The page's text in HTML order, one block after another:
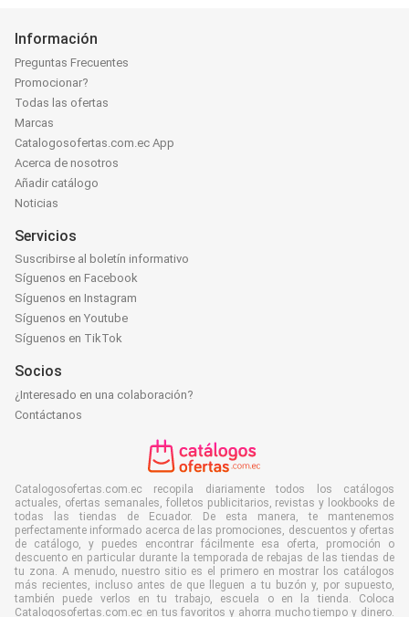
Información
Preguntas Frecuentes
Promocionar?
Todas las ofertas
Marcas
Catalogosofertas.com.ec App
Acerca de nosotros
Añadir catálogo
Noticias
Servicios
Suscribirse al boletín informativo
Síguenos en Facebook
Síguenos en Instagram
Síguenos en Youtube
Síguenos en TikTok
Socios
¿Interesado en una colaboración?
Contáctanos
Catalogosofertas.com.ec recopila diariamente todos los catálogos
actuales, ofertas semanales, folletos publicitarios, revistas y lookbooks de
todas las tiendas de Ecuador. De esta manera, te mantenemos
perfectamente informado acerca de las promociones, descuentos y ofertas
de catálogo, y puedes encontrar fácilmente esa oferta, promoción o
descuento en particular durante la temporada de rebajas de las tiendas de
tu zona. A menudo, nuestro sitio es el primero en mostrar los catálogos
más recientes, incluso antes de que lleguen a tu buzón y, por supuesto,
también puede verlos en tu trabajo, escuela o en la tienda. Coloca
Catalogosofertas.com.ec en tus favoritos y ahorra mucho tiempo y dinero.